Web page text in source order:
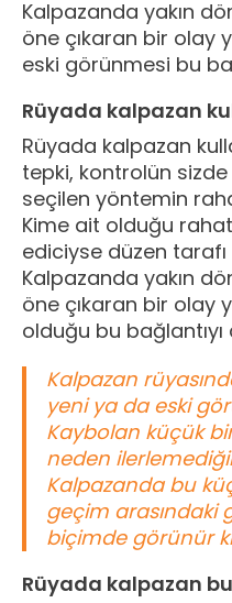
Kalpazanda yakın
öne çıkaran bir olay
eski görünmesi bu
Rüyada kalpazan
Rüyada kalpazan
tepki, kontrolün sizde
seçilen yöntemin
Kime ait olduğu
ediciyse düzen
Kalpazanda yakın
öne çıkaran bir olay
olduğu bu bağlantıyı
Kalpazan
yeni ya da eski
Kaybolan küçük
neden
Kalpazanda bu
geçim arasındaki
biçimde görünür
Rüyada kalpazan